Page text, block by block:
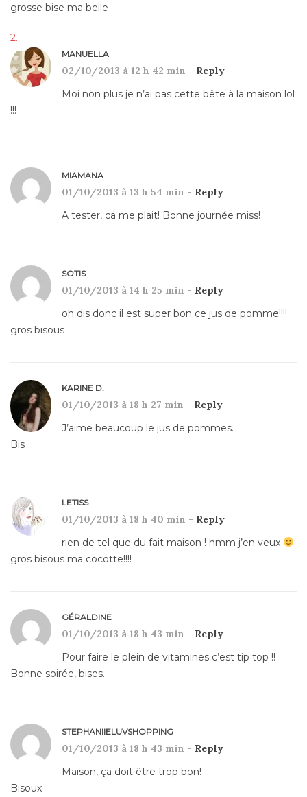
grosse bise ma belle
MANUELLA
02/10/2013 à 12 h 42 min - Reply
Moi non plus je n’ai pas cette bête à la maison lol
!!!
MIAMANA
01/10/2013 à 13 h 54 min - Reply
A tester, ca me plait! Bonne journée miss!
SOTIS
01/10/2013 à 14 h 25 min - Reply
oh dis donc il est super bon ce jus de pomme!!!!
gros bisous
KARINE D.
01/10/2013 à 18 h 27 min - Reply
J’aime beaucoup le jus de pommes.
Bis
LETISS
01/10/2013 à 18 h 40 min - Reply
rien de tel que du fait maison ! hmm j’en veux
gros bisous ma cocotte!!!!
GÉRALDINE
01/10/2013 à 18 h 43 min - Reply
Pour faire le plein de vitamines c’est tip top !!
Bonne soirée, bises.
STEPHANIIELUVSHOPPING
01/10/2013 à 18 h 43 min - Reply
Maison, ça doit être trop bon!
Bisoux